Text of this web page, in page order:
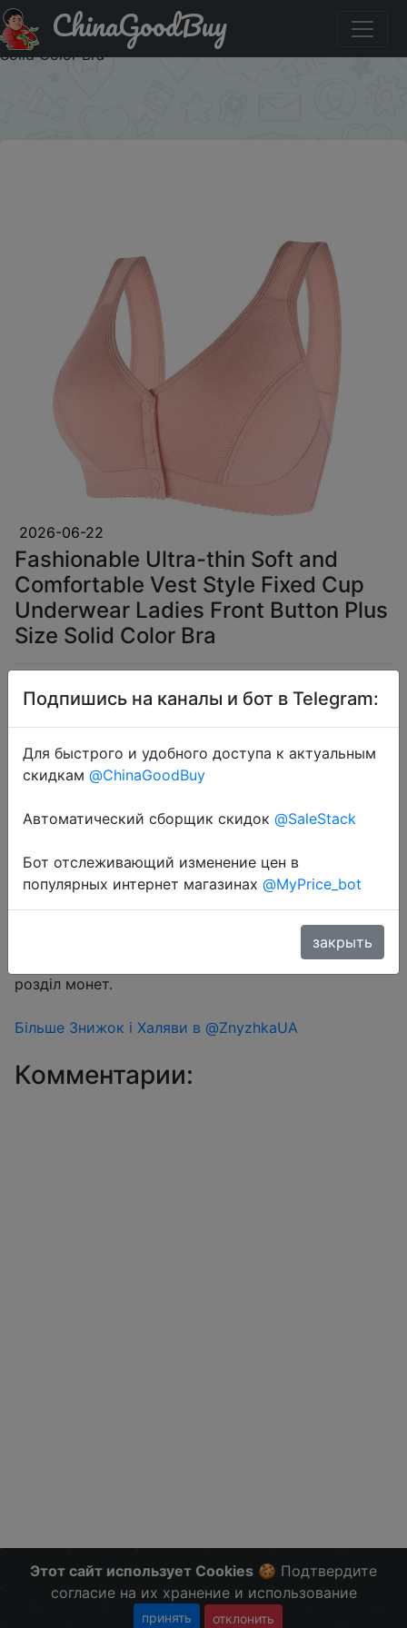
Купить: Fashionable Ultra-thin Soft and Comfortable Vest
Style Fixed Cup Underwear Ladies Front Button Plus Size
Solid Color Bra
ChinaGoodBuy
2026-06-22
Fashionable Ultra-thin Soft and
Comfortable Vest Style Fixed Cup
Underwear Ladies Front Button Plus
Size Solid Color Bra
$2.26
Coins
Перейти в магазин
Знижка монетками 264-308 Coins у додатку через
розділ монет.
Більше Знижок і Халяви в @ZnyzhkaUA
Комментарии:
Этот сайт использует Cookies 🍪 Подтвердите
согласие на их хранение и использование
принять отклонить
Подпишись на каналы и бот в Telegram:
Для быстрого и удобного доступа к актуальным
скидкам @ChinaGoodBuy
Автоматический сборщик скидок @SaleStack
Бот отслеживающий изменение цен в
популярных интернет магазинах @MyPrice_bot
закрыть